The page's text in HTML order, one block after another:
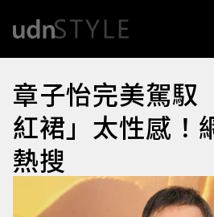
章子怡完美駕馭
紅裙」太性感！
熱搜